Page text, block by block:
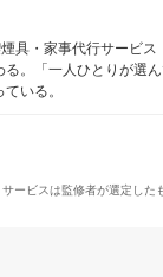
具・家事代行サービ
。「一人ひとりが選
いる。
ービスは監修者が選定した